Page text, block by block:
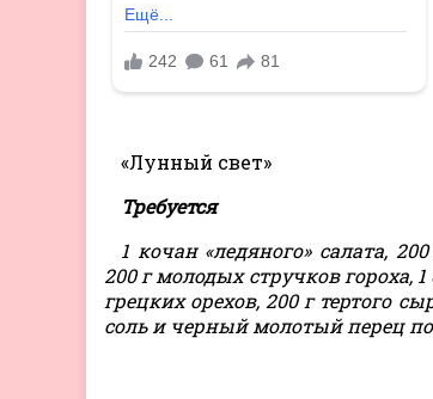
«Лунный свет»
Требуется
1 кочан «ледяного» салата,
200 г молодых стручков гороха,
грецких орехов, 200 г тертого
соль и черный молотый перец по